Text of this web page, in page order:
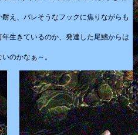
耐え、バレそうなフックに焦りながらも
年生きているのか、 発達 した尾鰭からは
のかなぁ～。